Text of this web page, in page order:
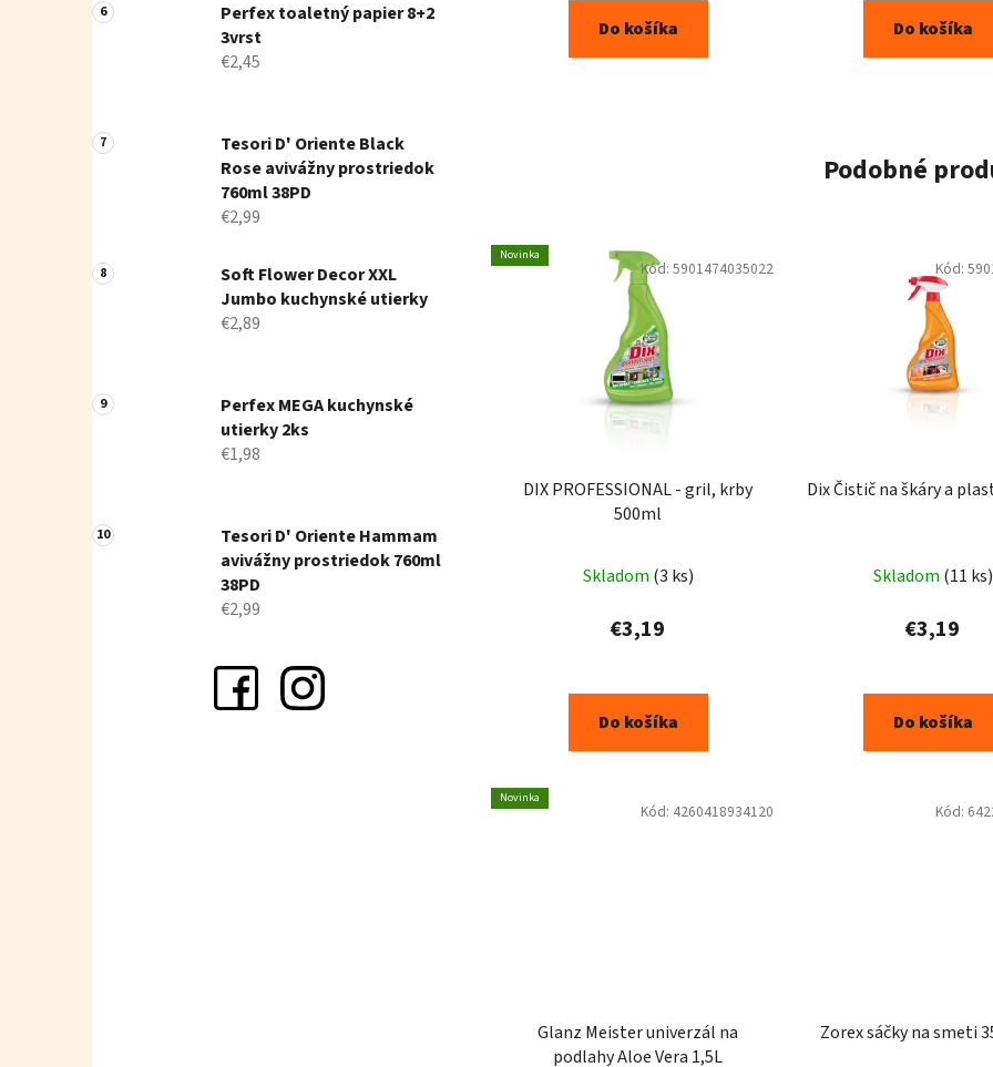
Perfex toaletný papier 8+2
3vrst
€2,45
Tesori D' Oriente Black
Rose avivážny prostriedok
760ml 38PD
€2,99
Soft Flower Decor XXL
Jumbo kuchynské utierky
€2,89
Perfex MEGA kuchynské
utierky 2ks
€1,98
Tesori D' Oriente Hammam
avivážny prostriedok 760ml
38PD
€2,99
Do košíka Do košíka
Podobné
Novinka
DIX PROFESSIONAL - gril, krby
500ml
Skladom (3 ks)
€3,19
Do košíka
Kód: 5901474035022
Dix Čistič na škáry a
Skladom (11 ks)
€3,19
Do košíka
Kód:
Novinka
Glanz Meister univerzál na
podlahy Aloe Vera 1,5L
Kód: 4260418934120
Zorex sáčky na smeti
Kód: